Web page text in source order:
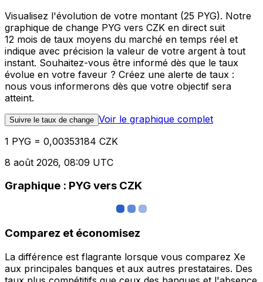
Visualisez l'évolution de votre montant (25 PYG). Notre
graphique de change PYG vers CZK en direct suit
12 mois de taux moyens du marché en temps réel et
indique avec précision la valeur de votre argent à tout
instant. Souhaitez-vous être informé dès que le taux
évolue en votre faveur ? Créez une alerte de taux :
nous vous informerons dès que votre objectif sera
atteint.
Suivre le taux de change Voir le graphique complet
1 PYG = 0,00353184 CZK
8 août 2026, 08:09 UTC
Graphique : PYG vers CZK
Comparez et économisez
La différence est flagrante lorsque vous comparez Xe
aux principales banques et aux autres prestataires. Des